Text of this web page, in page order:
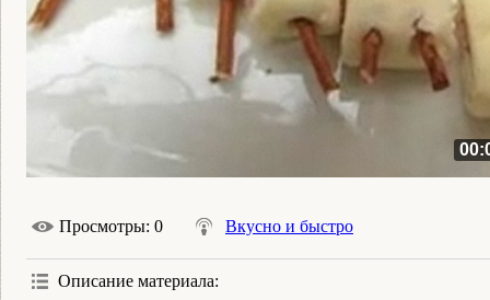
Просмотры: 0 Вкусно и быстро
Описание материала: